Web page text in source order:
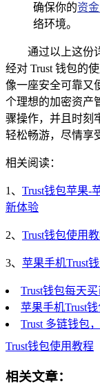
确保你的资
络环境。
通过以上这份
经对 Trust 钱包的
像一座安全可靠又
个理想的加密资产
骤操作，并且时刻
轻松畅游，尽情享
相关阅读：
1、 Trust钱包苹果-
新体验
2、 Trust钱包使用
3、 苹果手机Trust
Trust钱包每天
苹果手机Trust
Trust 多链钱包
Trust钱包使用教程
相关文章：